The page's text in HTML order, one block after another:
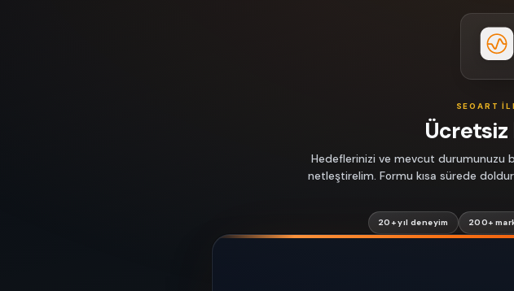
SEOART
Ücretsiz
Hedeflerinizi ve mevcut durumunuzu
netleştirelim. Formu kısa sürede
20+ yıl deneyim 200+